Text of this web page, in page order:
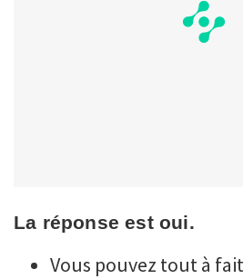
La réponse est oui.
Vous pouvez tout à